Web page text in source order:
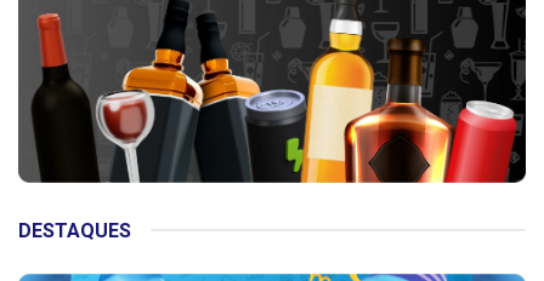
DESTAQUES